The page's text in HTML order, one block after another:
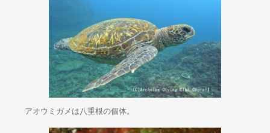
アオウミガメは八重根の個体。